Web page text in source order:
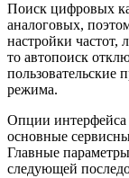
Поиск цифровых
аналоговых,
настройки частот,
то автопоиск
режима.
Опции интерфейса
основные
Главные
следующей